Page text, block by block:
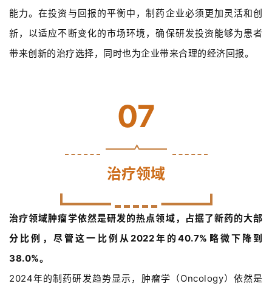
联
系
能力。在投资与回报的平衡中，制药企业必须更加灵活和创
新，以适应不断变化的市场环境，确保研发投资能够为患者
带来创新的治疗选择，同时也为企业带来合理的经济回报。
07
治疗领域
治疗领域肿瘤学依然是研发的热点领域，占据了新药的大部
分比例，尽管这一比例从2022年的40.7%略微下降到
38.0%。
2024年的制药研发趋势显示，肿瘤学（Oncology）依然是